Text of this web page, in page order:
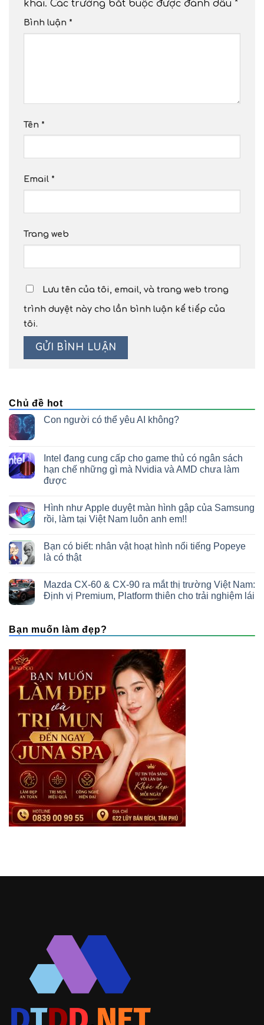
khai. Các trường bắt buộc được đánh dấu *
Bình luận *
Tên *
Email *
Trang web
Lưu tên của tôi, email, và trang web trong
trình duyệt này cho lần bình luận kế tiếp của
tôi.
Chủ đề hot
Con người có thể yêu AI không?
Intel đang cung cấp cho game thủ có ngân sách
hạn chế những gì mà Nvidia và AMD chưa làm
được
Hình như Apple duyệt màn hình gập của Samsung
rồi, làm tại Việt Nam luôn anh em!!
Bạn có biết: nhân vật hoạt hình nổi tiếng Popeye
là có thật
Mazda CX-60 & CX-90 ra mắt thị trường Việt Nam:
Định vị Premium, Platform thiên cho trải nghiệm lái
Bạn muốn làm đẹp?